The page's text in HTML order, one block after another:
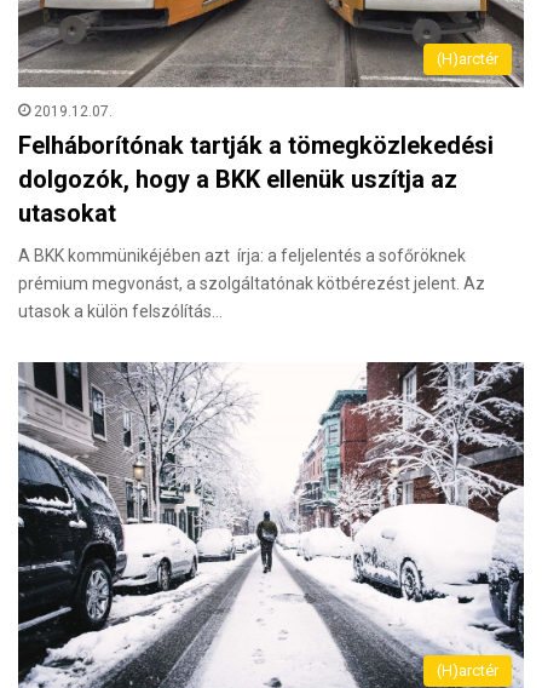
(H)arctér
2019.12.07.
Felháborítónak tartják a tömegközlekedési
dolgozók, hogy a BKK ellenük uszítja az
utasokat
A BKK kommünikéjében azt írja: a feljelentés a sofőröknek
prémium megvonást, a szolgáltatónak kötbérezést jelent. Az
utasok a külön felszólítás…
(H)arctér